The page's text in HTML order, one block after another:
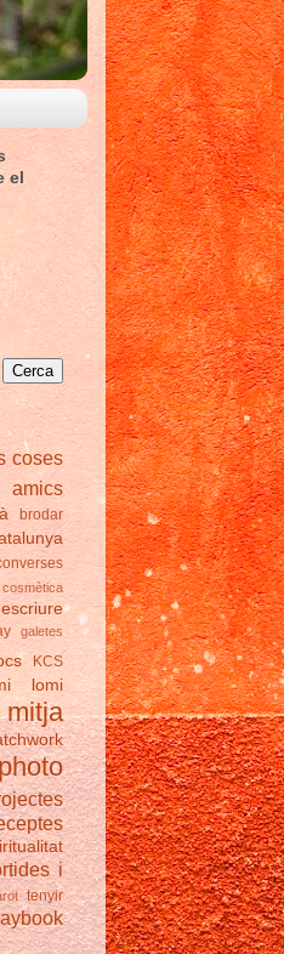
el
coses
amics
brodar
cosmètica
escriure
galetes
KCS
lomi
mitja
i
tenyir